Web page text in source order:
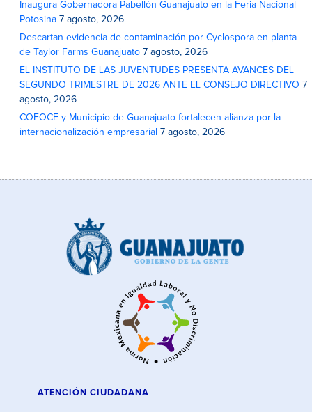
Inaugura Gobernadora Pabellón Guanajuato en la Feria Nacional
Potosina 7 agosto, 2026
Descartan evidencia de contaminación por Cyclospora en planta
de Taylor Farms Guanajuato 7 agosto, 2026
EL INSTITUTO DE LAS JUVENTUDES PRESENTA AVANCES DEL
SEGUNDO TRIMESTRE DE 2026 ANTE EL CONSEJO DIRECTIVO 7
agosto, 2026
COFOCE y Municipio de Guanajuato fortalecen alianza por la
internacionalización empresarial 7 agosto, 2026
ATENCIÓN CIUDADANA